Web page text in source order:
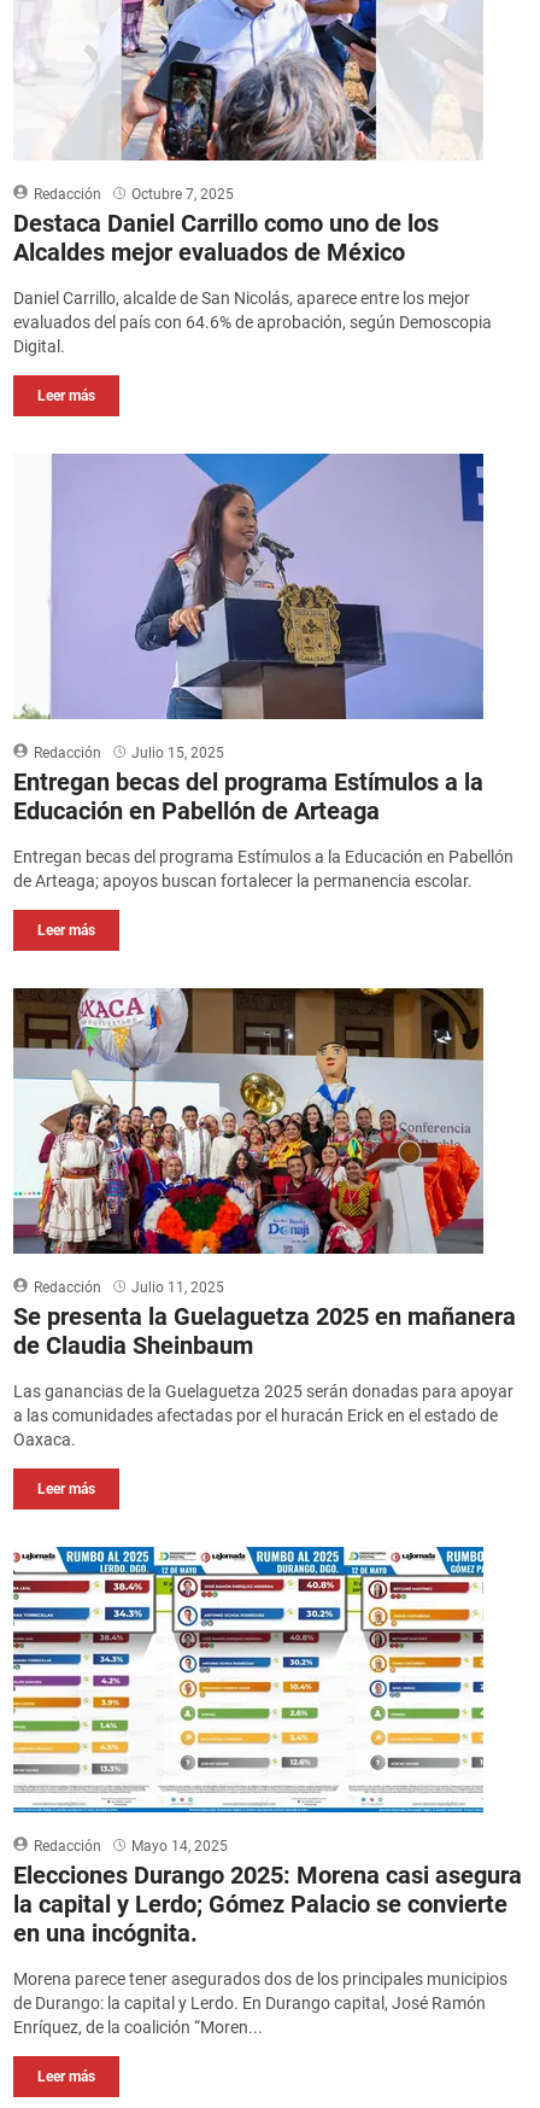
Redacción Octubre 7, 2025
Destaca Daniel Carrillo como uno de los
Alcaldes mejor evaluados de México
Daniel Carrillo, alcalde de San Nicolás, aparece entre los mejor
evaluados del país con 64.6% de aprobación, según Demoscopia
Digital.
Leer más
Redacción Julio 15, 2025
Entregan becas del programa Estímulos a la
Educación en Pabellón de Arteaga
Entregan becas del programa Estímulos a la Educación en Pabellón
de Arteaga; apoyos buscan fortalecer la permanencia escolar.
Leer más
Redacción Julio 11, 2025
Se presenta la Guelaguetza 2025 en mañanera
de Claudia Sheinbaum
Las ganancias de la Guelaguetza 2025 serán donadas para apoyar
a las comunidades afectadas por el huracán Erick en el estado de
Oaxaca.
Leer más
Redacción Mayo 14, 2025
Elecciones Durango 2025: Morena casi asegura
la capital y Lerdo; Gómez Palacio se convierte
en una incógnita.
Morena parece tener asegurados dos de los principales municipios
de Durango: la capital y Lerdo. En Durango capital, José Ramón
Enríquez, de la coalición “Moren...
Leer más